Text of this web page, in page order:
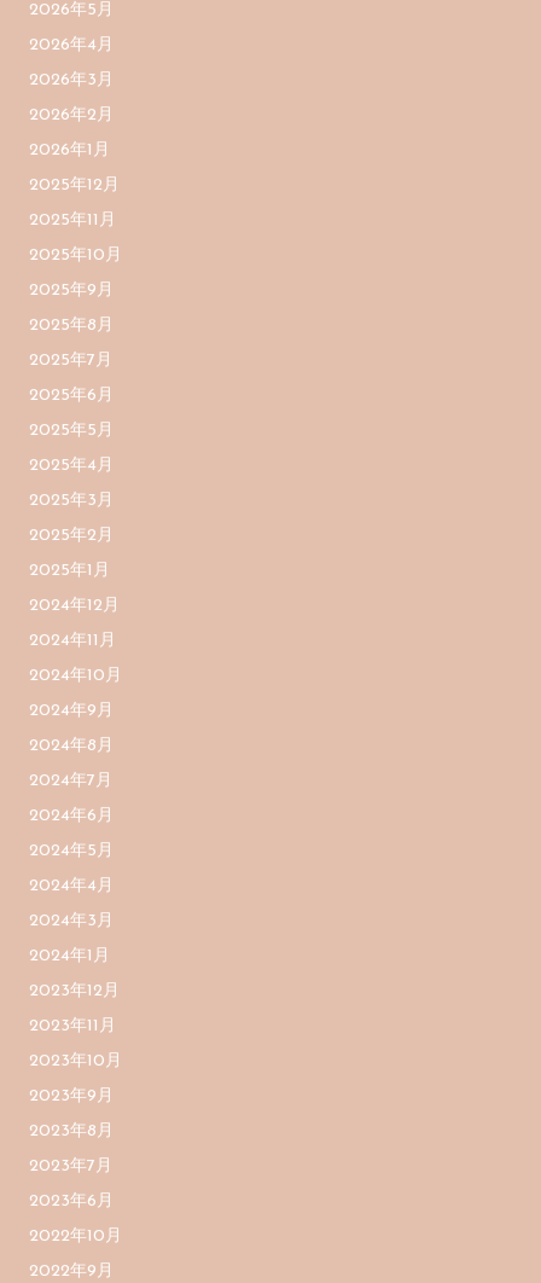
2026年5月
2026年4月
2026年3月
2026年2月
2026年1月
2025年12月
2025年11月
2025年10月
2025年9月
2025年8月
2025年7月
2025年6月
2025年5月
2025年4月
2025年3月
2025年2月
2025年1月
2024年12月
2024年11月
2024年10月
2024年9月
2024年8月
2024年7月
2024年6月
2024年5月
2024年4月
2024年3月
2024年1月
2023年12月
2023年11月
2023年10月
2023年9月
2023年8月
2023年7月
2023年6月
2022年10月
2022年9月